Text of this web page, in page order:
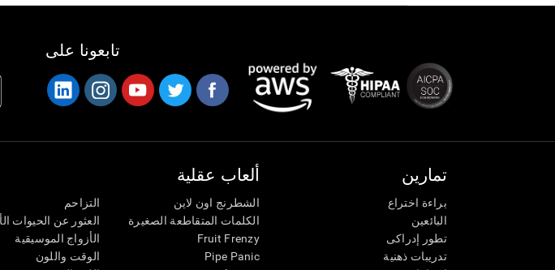
تابعونا على
ألعاب عقلية
الشطرنج اون لاين
الكلمات المتقاطعة الصغيرة
Fruit Frenzy
Pipe Panic
التزاحم
العثور عن الحيوات
الأزواج الموسيقية
الوقت واللون
تمارين
براءة اختراع
البائعين
تطور إدراكى
تدريبات ذهنية